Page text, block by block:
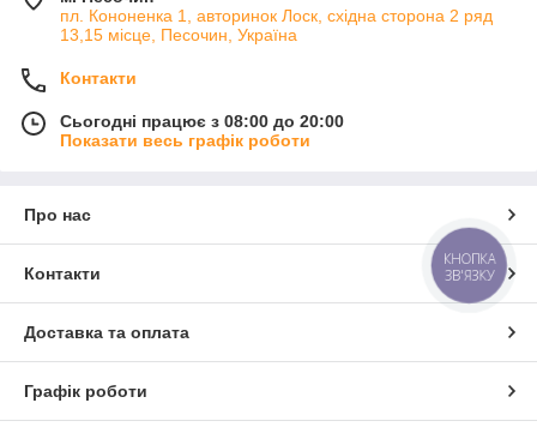
пл. Кононенка 1, авторинок Лоск, східна сторона 2 ряд
13,15 місце, Песочин, Україна
Контакти
Сьогодні працює з 08:00 до 20:00
Показати весь графік роботи
Про нас
Контакти
Доставка та оплата
Графік роботи
КНОПКА
ЗВ'ЯЗКУ